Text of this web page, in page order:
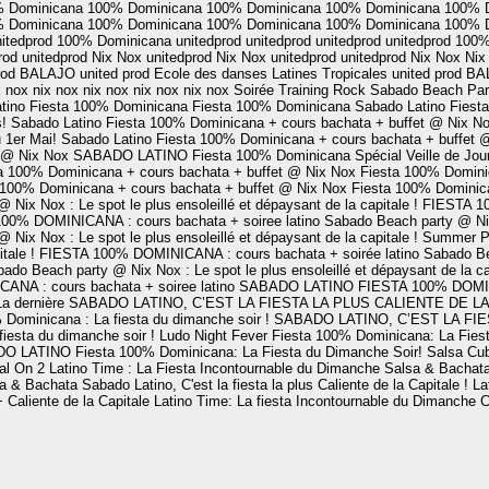
Dominicana 100% Dominicana 100% Dominicana 100% Dominicana 100%
Dominicana 100% Dominicana 100% Dominicana 100% Dominicana 100%
100% Dominicana unitedprod unitedprod unitedprod unitedprod
unitedprod Nix Nox unitedprod Nix Nox unitedprod unitedprod Nix Nox
BALAJO united prod Ecole des danses Latines Tropicales united prod
nox nix nox nix nox nix nox nix nox Soirée Training Rock Sabado Beach
Fiesta 100% Dominicana Fiesta 100% Dominicana Sabado Latino
Sabado Latino Fiesta 100% Dominicana + cours bachata + buffet @ Nix
1er Mai! Sabado Latino Fiesta 100% Dominicana + cours bachata + buffet
Nix Nox SABADO LATINO Fiesta 100% Dominicana Spécial Veille de
100% Dominicana + cours bachata + buffet @ Nix Nox Fiesta 100%
Dominicana + cours bachata + buffet @ Nix Nox Fiesta 100%
Nix Nox : Le spot le plus ensoleillé et dépaysant de la capitale ! FIESTA
DOMINICANA : cours bachata + soiree latino Sabado Beach party @
Nix Nox : Le spot le plus ensoleillé et dépaysant de la capitale ! Summer
! FIESTA 100% DOMINICANA : cours bachata + soirée latino Sabado
Beach party @ Nix Nox : Le spot le plus ensoleillé et dépaysant de la
: cours bachata + soiree latino SABADO LATINO FIESTA 100%
dernière SABADO LATINO, C’EST LA FIESTA LA PLUS CALIENTE DE
Dominicana : La fiesta du dimanche soir ! SABADO LATINO, C’EST LA
du dimanche soir !
Ludo Night Fever Fiesta 100% Dominicana: La
LATINO Fiesta 100% Dominicana: La Fiesta du Dimanche Soir! Salsa
On 2
Latino Time : La Fiesta Incontournable du Dimanche Salsa &
& Bachata Sabado Latino, C'est la fiesta la plus Caliente de la Capitale !
Caliente de la Capitale
Latino Time: La fiesta Incontournable du Dimanche